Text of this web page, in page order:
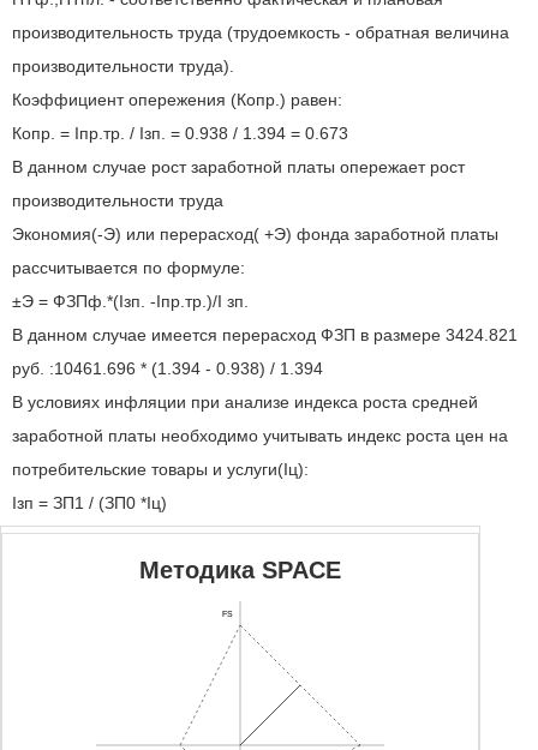
производительность труда (трудоемкость - обратная величина
производительности труда).
Коэффициент опережения (Копр.) равен:
Копр. = Iпр.тр. / Iзп. = 0.938 / 1.394 = 0.673
В данном случае рост заработной платы опережает рост
производительности труда
Экономия(-Э) или перерасход( +Э) фонда заработной платы
рассчитывается по формуле:
±Э = ФЗПф.*(Iзп. -Iпр.тр.)/I зп.
В данном случае имеется перерасход ФЗП в размере 3424.821
руб. :10461.696 * (1.394 - 0.938) / 1.394
В условиях инфляции при анализе индекса роста средней
заработной платы необходимо учитывать индекс роста цен на
потребительские товары и услуги(Iц):
Iзп = ЗП1 / (ЗП0 *Iц)
Методика SPACE
FS